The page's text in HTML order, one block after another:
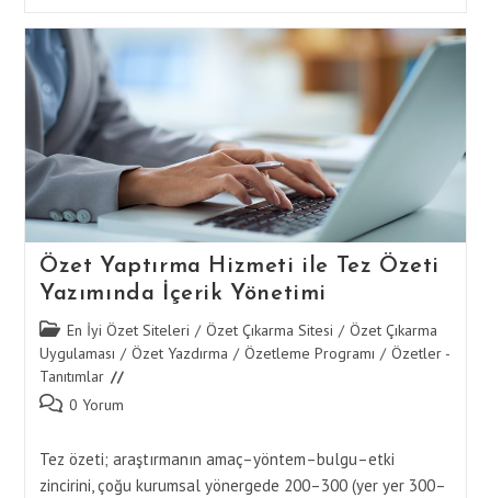
Özet
Özet Yaptırma Hizmeti ile Tez Özeti
Yazımında İçerik Yönetimi
Post
category:
En İyi Özet Siteleri / Özet Çıkarma Sitesi / Özet Çıkarma
Uygulaması / Özet Yazdırma / Özetleme Programı / Özetler -
Tanıtımlar
Post 0 Yorum
Tez özeti; araştırmanın amaç–yöntem–bulgu–etki
zincirini, çoğu kurumsal yönergede 200–300 (yer yer 300–